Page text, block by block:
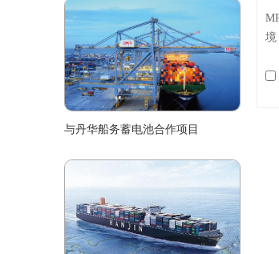
境
力
与丹华船务蓄电池合作项目